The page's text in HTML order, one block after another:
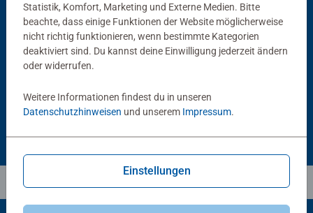
Puzzle Conserver Permanent
Durchschnittliche Bewertung 4,4 von 5 Sternen.
Puzzlezubehör
€ 13,99
Puzzle-Rahmen, schwarz
Puzzlezubehör
€ 40,00
Statistik, Komfort, Marketing und Externe Medien. Bitte
beachte, dass einige Funktionen der Website möglicherweise
nicht richtig funktionieren, wenn bestimmte Kategorien
deaktiviert sind. Du kannst deine Einwilligung jederzeit ändern
oder widerrufen.
Weitere Informationen findest du in unseren
Datenschutzhinweisen und unserem Impressum.
Einstellungen